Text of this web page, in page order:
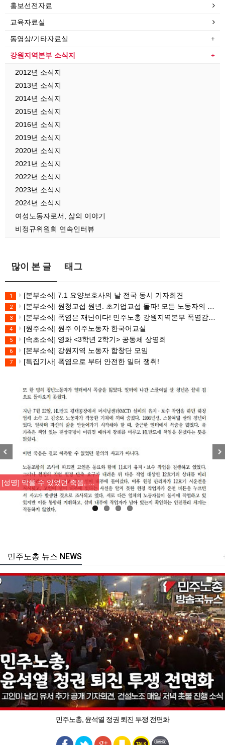
홍보선전자료
교육자료실
동영상/기타자료실
강원지역본부 소식지
2012년 소식지
2013년 소식지
2014년 소식지
2015년 소식지
2016년 소식지
2019년 소식지
2020년 소식지
2021년 소식지
2022년 소식지
2023년 소식지
2024년 소식지
여성노동자로서, 삶의 이야기
비정규위원회 연속인터뷰
많이 본 글 태그
1 [본부소식] 7.1 요양보호사의 날 전국 동시 기자회견
2 [본부소식] 원청교섭 원년. 초기업교섭 돌파! 모든 노동자의 노동기본권 쟁취! 민주노총 7.15 총파업대회
3 [본부소식] 폭염은 재난이다! 민주노총 강원지역본부 폭염감시단 선포 기자회견
4 [원주소식] 원주 이주노동자 한국어교실
5 [속초소식] 영화 <3학년 2학기> 공동체 상영회
6 [본부소식] 강원지역 노동자 합창단 모임
7 [특집기사] 폭염으로 부터 안전한 일터 쟁취!
[산별소식] 건설산업연맹 플랜트건…
주노총 뉴스 NEWS
민주노총, 윤석열 정권 퇴진 투쟁 전면화